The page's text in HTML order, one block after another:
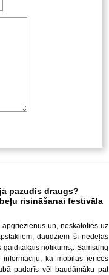
pazudis draugs?
risināšanai festivāla
un, neskatoties uz
daudziem šī nedēļas
notikums,. Samsung
informāciju, kā mobilās ierīces
padarīs vēl baudāmāku pat